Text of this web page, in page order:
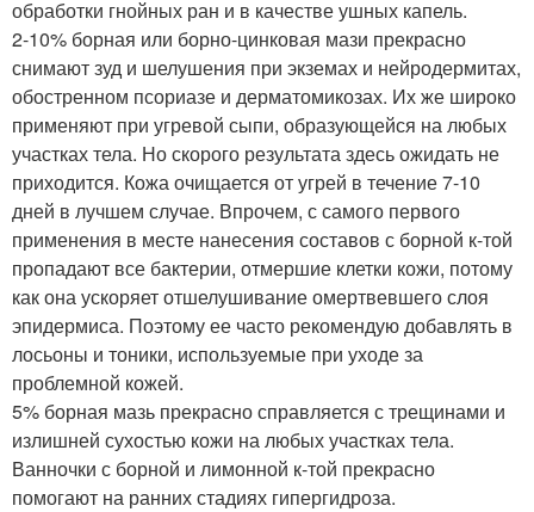
обработки гнойных ран и в качестве ушных капель.
2-10% борная или борно-цинковая мази прекрасно
снимают зуд и шелушения при экземах и нейродермитах,
обостренном псориазе и дерматомикозах. Их же широко
применяют при угревой сыпи, образующейся на любых
участках тела. Но скорого результата здесь ожидать не
приходится. Кожа очищается от угрей в течение 7-10
дней в лучшем случае. Впрочем, с самого первого
применения в месте нанесения составов с борной к-той
пропадают все бактерии, отмершие клетки кожи, потому
как она ускоряет отшелушивание омертвевшего слоя
эпидермиса. Поэтому ее часто рекомендую добавлять в
лосьоны и тоники, используемые при уходе за
проблемной кожей.
5% борная мазь прекрасно справляется с трещинами и
излишней сухостью кожи на любых участках тела.
Ванночки с борной и лимонной к-той прекрасно
помогают на ранних стадиях гипергидроза.